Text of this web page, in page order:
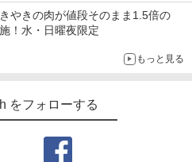
やきの肉が値段そのまま1.5倍の
！水・日曜夜限定
もっと見る
をフォローする